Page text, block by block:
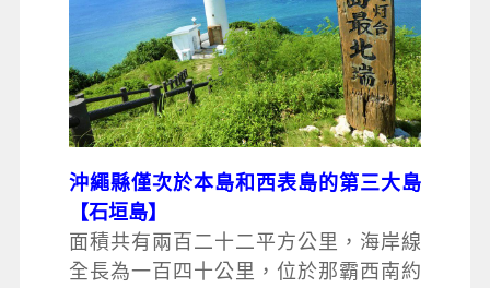
沖繩縣僅次於本島和西表島的第三大島
【石垣島】
面積共有兩百二十二平方公里，海岸線
全長為一百四十公里，位於那霸西南約